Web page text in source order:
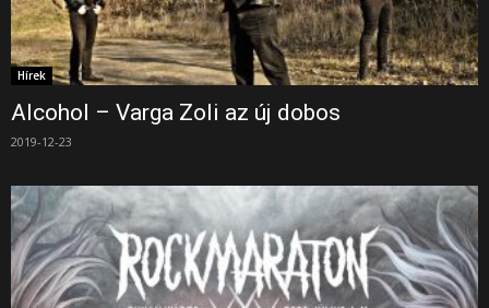
Hírek
Alcohol – Varga Zoli az új dobos
2019-12-23